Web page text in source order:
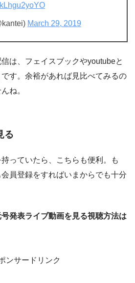
March 29, 2019
は、フェイスブックやyoutubeと
す。余裕があれば見比べてみるの
ね。
る
っていたら、こちらも便利。も
員登録をすればいまからでも十分
発表ライブ動画を見る視聴方法は
ンサードリンク